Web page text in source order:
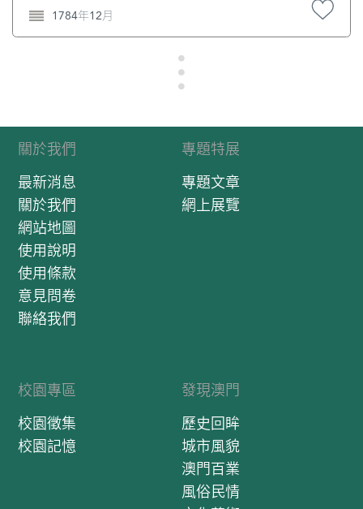
1784年12月
關於我們
最新消息
關於我們
網站地圖
使用說明
使用條款
意見問卷
聯絡我們
專題特展
專題文章
網上展覽
校園專區
校園徵集
校園記憶
發現澳門
歷史回眸
城市風貌
澳門百業
風俗民情